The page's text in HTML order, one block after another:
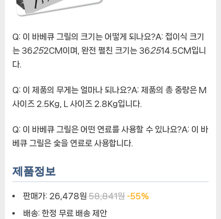
Q: 이 바베큐 그릴의 크기는 어떻게 되나요?A: 접이식 크기
는 36252CM이며, 완전 펼친 크기는 362514.5CM입니
다.
Q: 이 제품의 무게는 얼마나 되나요?A: 제품의 총 중량은 M
사이즈 2.5Kg, L 사이즈 2.8Kg입니다.
Q: 이 바베큐 그릴은 어떤 연료를 사용할 수 있나요?A: 이 바
베큐 그릴은 숯을 연료로 사용합니다.
제품정보
판매가: 26,478원 58,841원 -55%
배송: 한정 무료 배송 제안